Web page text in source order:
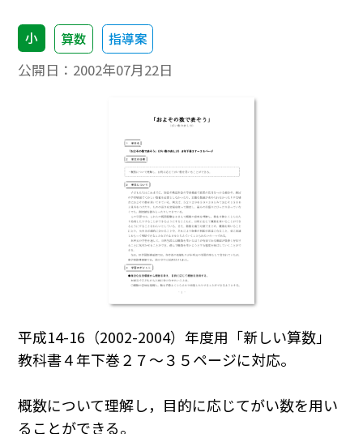
小 算数 指導案
公開日： 2002年07月22日
平成14-16（2002-2004）年度用「新しい算数」
教科書４年下巻２７～３５ページに対応。
概数について理解し，目的に応じてがい数を用い
ることができる。